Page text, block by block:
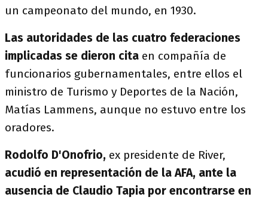
un campeonato del mundo, en 1930.
Las autoridades de las cuatro federaciones
implicadas se dieron cita en compañía de
funcionarios gubernamentales, entre ellos el
ministro de Turismo y Deportes de la Nación,
Matías Lammens, aunque no estuvo entre los
oradores.
Rodolfo D'Onofrio, ex presidente de River,
acudió en representación de la AFA, ante la
ausencia de Claudio Tapia por encontrarse en